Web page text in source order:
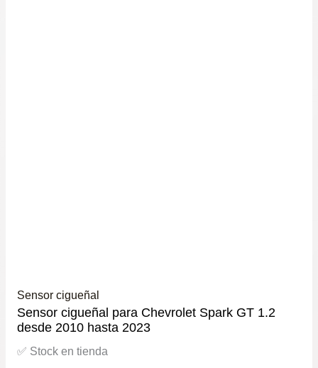
Sensor cigueñal
Sensor cigueñal para Chevrolet Spark GT 1.2
desde 2010 hasta 2023
✅ Stock en tienda